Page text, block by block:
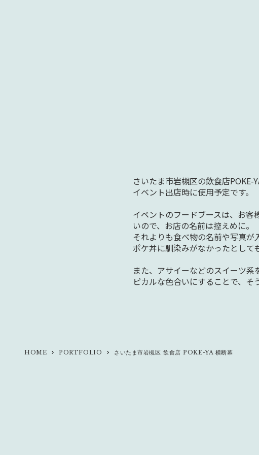
さいたま市岩槻区の飲食店POKE-
イベント出店時に使用予定です。
イベントのフードブースは、お
いので、お店の名前は控えめに。
それよりも食べ物の名前や写真が
ポケ丼に馴染みがなかったとして
また、アサイーなどのスイーツ
ピカルな色合いにすることで、そ
HOME keyboard_arrow_right PORTFOLIO keyboard_arrow_right さいたま市岩槻区 飲食店 POKE-YA 横断幕